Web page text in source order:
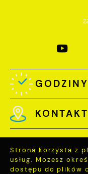
KONTAKT
Strona korzysta z
usług. Możesz
dostępu do plików